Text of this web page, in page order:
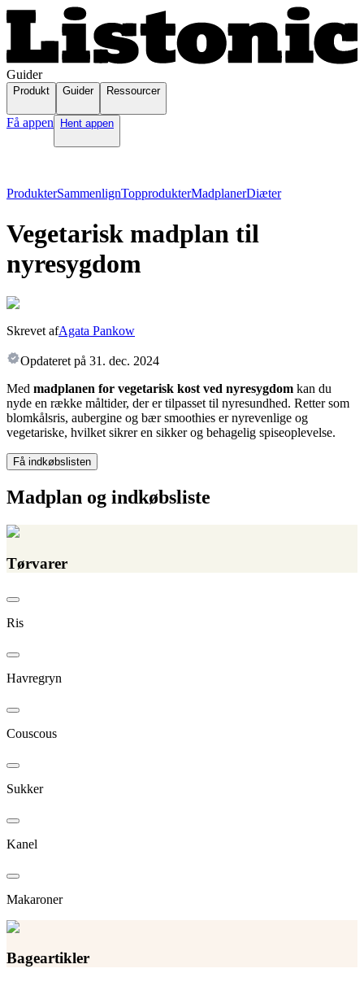
Guider
Produkt Guider Ressourcer
Få appen Hent appen
ProdukterSammenlignTopprodukterMadplanerDiæter
Vegetarisk madplan til
nyresygdom
Skrevet afAgata Pankow
Opdateret på 31. dec. 2024
Med madplanen for vegetarisk kost ved nyresygdom kan du
nyde en række måltider, der er tilpasset til nyresundhed. Retter som
blomkålsris, aubergine og bær smoothies er nyrevenlige og
vegetariske, hvilket sikrer en sikker og behagelig spiseoplevelse.
Få indkøbslisten
Madplan og indkøbsliste
Tørvarer
Ris
Havregryn
Couscous
Sukker
Kanel
Makaroner
Bageartikler